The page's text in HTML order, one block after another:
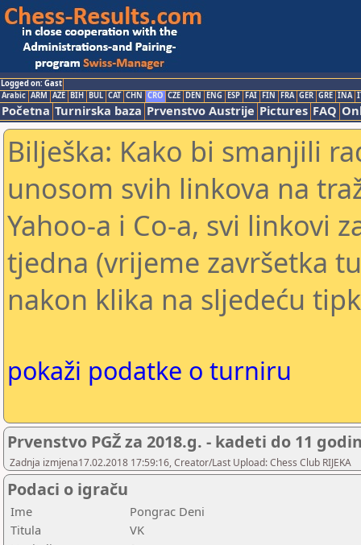
Logged on: Gast
Arabic ARM AZE BIH BUL CAT CHN CRO CZE DEN ENG ESP FAI FIN FRA GER GRE INA
Početna Turnirska baza Prvenstvo Austrije Pictures FAQ
Bilješka: Kako bi smanjili
unosom svih linkova na
Yahoo-a i Co-a, svi linkovi
tjedna (vrijeme završetka
nakon klika na sljedeću
pokaži podatke o turniru
Prvenstvo PGŽ za 2018.g. - kadeti do 11
Zadnja izmjena17.02.2018 17:59:16, Creator/Last Upload: Chess Club RIJEKA
Podaci o igraču
Ime
Pongrac Deni
Titula
VK